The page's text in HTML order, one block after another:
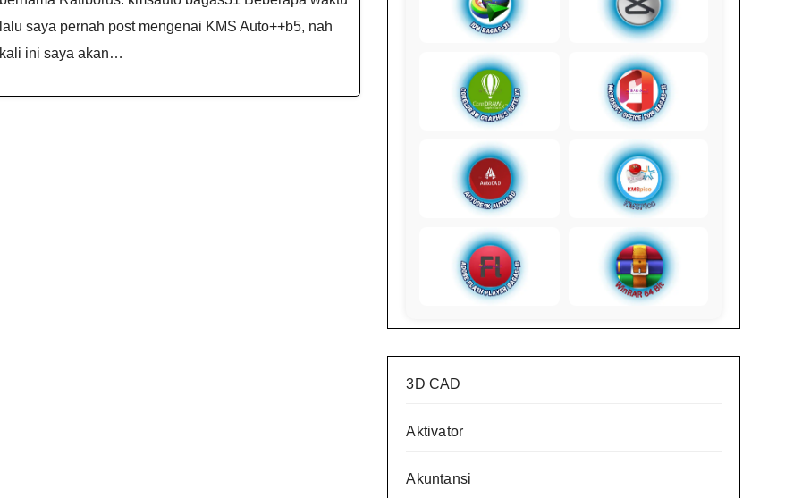
lalu saya pernah post mengenai KMS Auto++b5, nah
kali ini saya akan…
3D CAD
Aktivator
Akuntansi